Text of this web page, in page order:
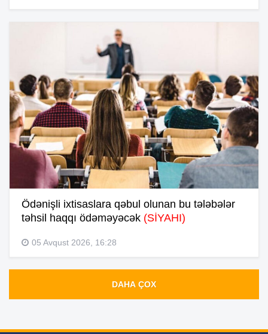
Ödənişli ixtisaslara qəbul olunan bu tələbələr
təhsil haqqı ödəməyəcək (SİYAHI)
05 Avqust 2026, 16:28
DAHA ÇOX